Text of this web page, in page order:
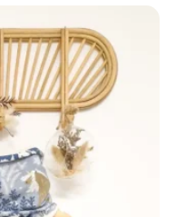
était :
38,00 €.
est :
26,60 €.